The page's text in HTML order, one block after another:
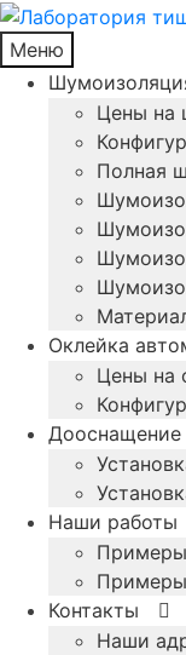
Меню
Цены на
Полная
Оклейка
Цены на
Дооснащение
Наши работы
Примеры
Контакты
Наши